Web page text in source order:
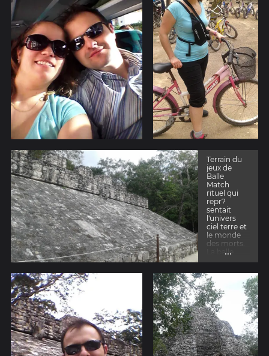
Terrain du
jeux de
Balle
Match
rituel qui
repr?
sentait
l'univers
ciel terre et
le monde
des morts.
La balle
etait le
but
principal
etait de
faire passer
la balle
dans l
anneau
adverse
seulement
avec les
...